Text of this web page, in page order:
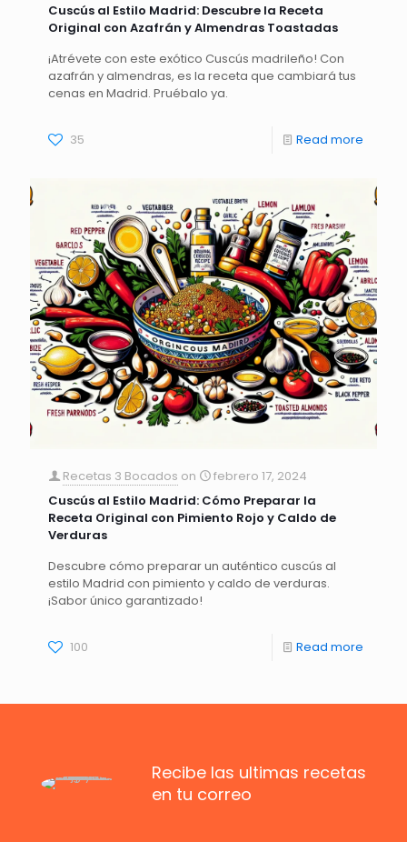
Cuscús al Estilo Madrid: Descubre la Receta
Original con Azafrán y Almendras Toastadas
¡Atrévete con este exótico Cuscús madrileño! Con
azafrán y almendras, es la receta que cambiará tus
cenas en Madrid. Pruébalo ya.
35 Read more
Recetas 3 Bocados on
febrero 17, 2024
Cuscús al Estilo Madrid: Cómo Preparar la
Receta Original con Pimiento Rojo y Caldo de
Verduras
Descubre cómo preparar un auténtico cuscús al
estilo Madrid con pimiento y caldo de verduras.
¡Sabor único garantizado!
100 Read more
Recibe las ultimas recetas
en tu correo